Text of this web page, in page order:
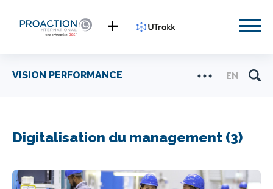
VISION PERFORMANCE EN
Digitalisation du management (3)